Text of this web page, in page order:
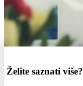
Želite saznati više?